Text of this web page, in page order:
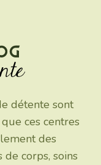
détente sont
ces centres
des
corps, soins